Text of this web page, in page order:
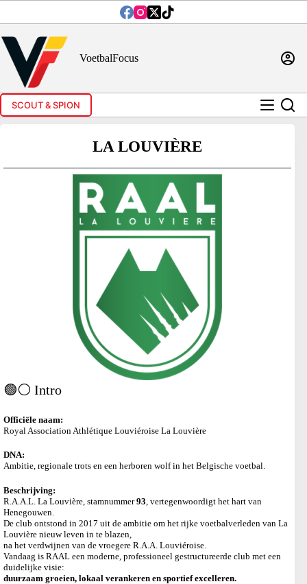
inhoud
VoetbalFocus
SCOUT & SPION
LA LOUVIÈRE
🟢⚪ Intro
Officiële naam:
Royal Association Athlétique Louviéroise La Louvière
DNA:
Ambitie, regionale trots en een herboren wolf in het Belgische voetbal.
Beschrijving:
R.A.A.L. La Louvière, stamnummer93 , vertegenwoordigt het hart van
Henegouwen.
De club ontstond in 2017 uit de ambitie om het rijke voetbalverleden van La
Louvière nieuw leven in te blazen,
na het verdwijnen van de vroegere R.A.A. Louviéroise.
Vandaag is RAAL een moderne, professioneel gestructureerde club met een
duidelijke visie:
duurzaam groeien, lokaal verankeren en sportief excelleren.